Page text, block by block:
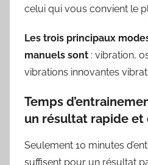
celui qui vous convient le
Les trois principaux
manuels sont : vibration,
vibrations innovantes
Temps
un résultat rapide et
Seulement 10 minutes
suffisent pour un résultat